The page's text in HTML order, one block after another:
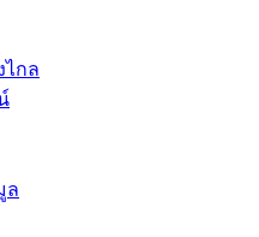
ไกล
ล